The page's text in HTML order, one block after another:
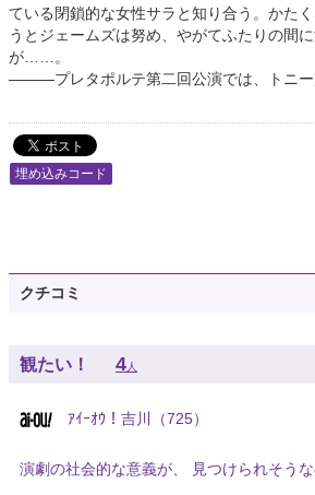
ている閉鎖的な女性サラと知り合う。かた
うとジェームズは努め、やがてふたりの間
が……。
———プレタポルテ第二回公演では、トニー
埋め込みコード
クチコミ
観たい！ 4人
ｱｲｰｵｳ！吉川（725）
演劇の社会的な意義が、 見つけられそうな